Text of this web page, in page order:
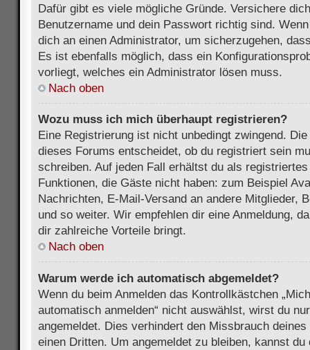
Dafür gibt es viele mögliche Gründe. Versichere
Benutzername und dein Passwort richtig sind.
dich an einen Administrator, um sicherzugehen,
Es ist ebenfalls möglich, dass ein
vorliegt, welches ein Administrator lösen muss.
Nach oben
Wozu muss ich mich überhaupt registrieren?
Eine Registrierung ist nicht unbedingt zwingend.
dieses Forums entscheidet, ob du registriert sein
schreiben. Auf jeden Fall erhältst du als
Funktionen, die Gäste nicht haben: zum Beispiel
Nachrichten, E-Mail-Versand an andere Mitglieder,
und so weiter. Wir empfehlen dir eine Anmeldung,
dir zahlreiche Vorteile bringt.
Nach oben
Warum werde ich automatisch abgemeldet?
Wenn du beim Anmelden das Kontrollkästchen
automatisch anmelden“ nicht auswählst, wirst du
angemeldet. Dies verhindert den Missbrauch
einen Dritten. Um angemeldet zu bleiben, kannst